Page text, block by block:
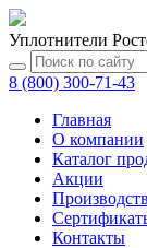
Уплотнители
8 (800) 300-71-43
Главная
О компании
Каталог
Акции
Контакты